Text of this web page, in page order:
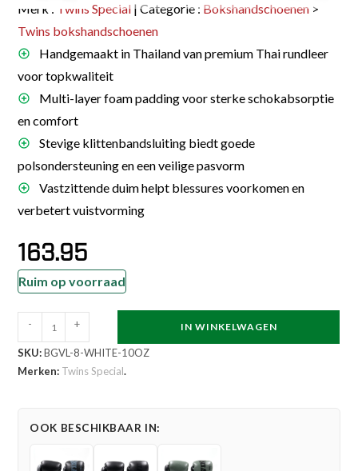
Merk : Twins Special | Categorie : Bokshandschoenen >
Twins bokshandschoenen
Handgemaakt in Thailand van premium Thai rundleer
voor topkwaliteit
Multi-layer foam padding voor sterke schokabsorptie
en comfort
Stevige klittenbandsluiting biedt goede
polsondersteuning en een veilige pasvorm
Vastzittende duim helpt blessures voorkomen en
verbetert vuistvorming
163.95
Ruim op voorraad
Twins
Special
BGVL
Bokshandschoenen
- + IN WINKELWAGEN
SKU:BGVL-8-WHITE-10OZ
Merken: Twins Special.
OOK BESCHIKBAAR IN: